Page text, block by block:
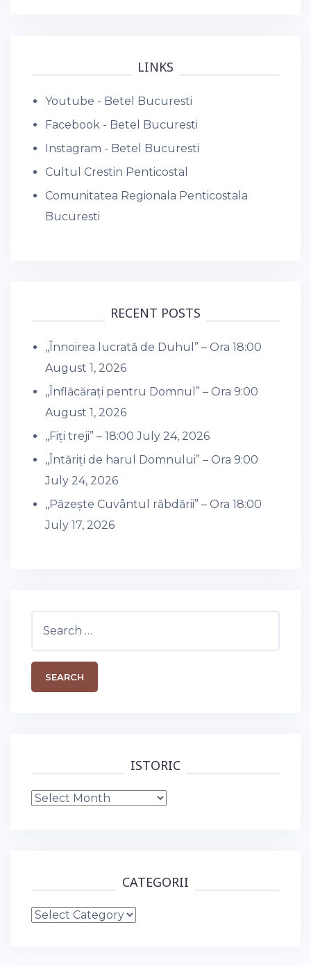
LINKS
Youtube - Betel Bucuresti
Facebook - Betel Bucuresti
Instagram - Betel Bucuresti
Cultul Crestin Penticostal
Comunitatea Regionala Penticostala
Bucuresti
RECENT POSTS
,,Înnoirea lucrată de Duhul” – Ora 18:00
August 1, 2026
,,Înflăcărați pentru Domnul” – Ora 9:00
August 1, 2026
,,Fiți treji” – 18:00 July 24, 2026
,,Întăriți de harul Domnului” – Ora 9:00
July 24, 2026
,,Păzește Cuvântul răbdării” – Ora 18:00
July 17, 2026
ISTORIC
Istoric
CATEGORII
Categorii